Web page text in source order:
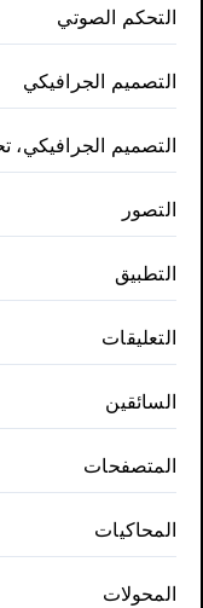
التحكم الصوتي
التصميم الجرافيكي
التصميم الجرافيكي،
التصور
التطبيق
التعليقات
السائقين
المتصفحات
المحاكيات
المحولات